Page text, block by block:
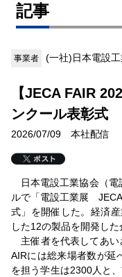
記事
事業者 (一社)日本電設
【JECA FAIR
ンクール表彰式
2026/07/09 本社配信
日本電設工業協会（電
ルで「電設工業展
式」を開催した。経済
した12の製品を開発した
主催者を代表してあい
AIRには総来場者数が延
を担う学生は2300人と